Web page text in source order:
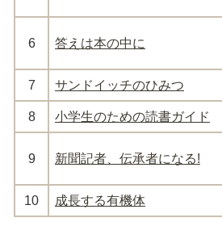
6 答えは本の中に
7 サンドイッチのひみつ
8 小学生のための読書ガイド
9 新聞記者、伝承者になる!
10 成長する有機体